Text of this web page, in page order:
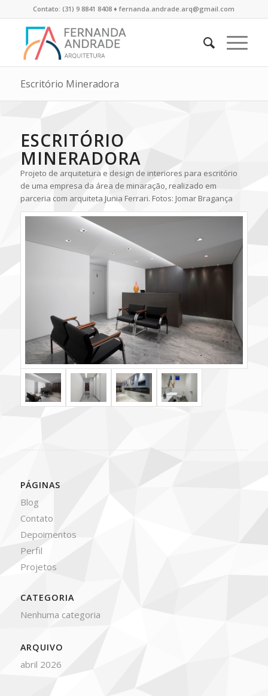
Contato: (31) 9 8841 8408 ♦ fernanda.andrade.arq@gmail.com
Escritório Mineradora
ESCRITÓRIO
MINERADORA
Projeto de arquitetura e design de interiores para escritório
de uma empresa da área de minaração, realizado em
parceria com arquiteta Junia Ferrari. Fotos: Jomar Bragança
PÁGINAS
Blog
Contato
Depoimentos
Perfil
Projetos
CATEGORIA
Nenhuma categoria
ARQUIVO
abril 2026